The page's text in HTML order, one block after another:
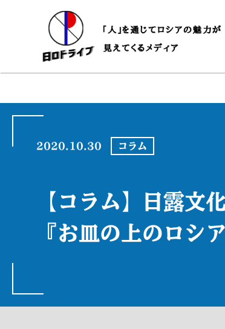
2020.10.30 コラム
【コラム】日露文
『お皿の上のロシ